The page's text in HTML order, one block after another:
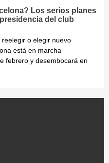
Los serios planes
del club
o elegir nuevo
está en marcha
febrero y desembocará en